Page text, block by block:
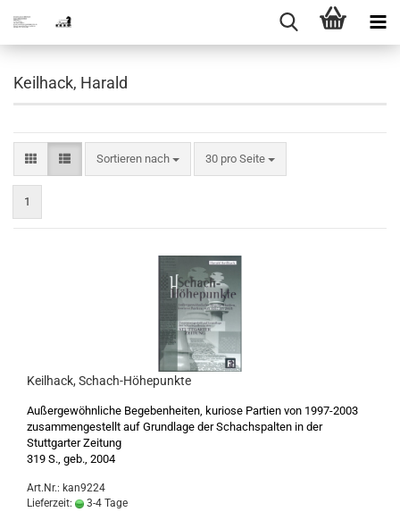
Keilhack, Harald
Sortieren nach
Sortieren nach 30 pro Seite
pro Seite
1
Keilhack, Schach-Höhepunkte
Außergewöhnliche Begebenheiten, kuriose Partien von 1997-2003
zusammengestellt auf Grundlage der Schachspalten in der
Stuttgarter Zeitung
319 S., geb., 2004
Art.Nr.: kan9224
Lieferzeit:
3-4 Tage